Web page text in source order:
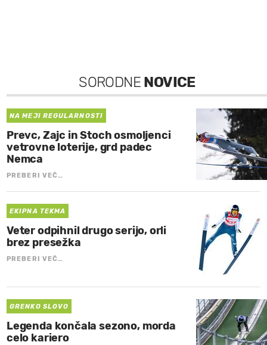
SORODNE NOVICE
NA MEJI REGULARNOSTI
Prevc, Zajc in Stoch osmoljenci
vetrovne loterije, grd padec
Nemca
PREBERI VEČ…
EKIPNA TEKMA
Veter odpihnil drugo serijo, orli
brez presežka
PREBERI VEČ…
GRENKO SLOVO
Legenda končala sezono, morda
celo kariero